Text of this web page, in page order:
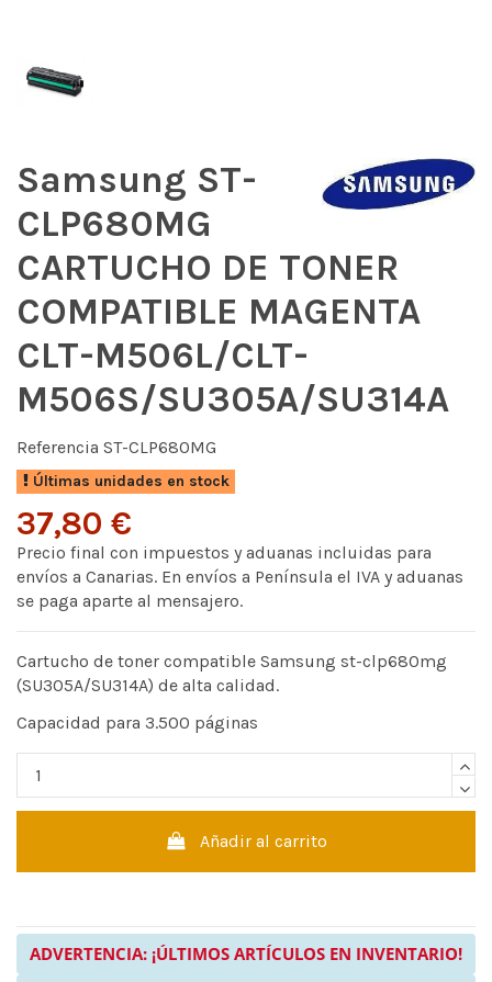
Samsung ST-
CLP680MG
CARTUCHO DE TONER
COMPATIBLE MAGENTA
CLT-M506L/CLT-
M506S/SU305A/SU314A
Referencia ST-CLP680MG
Últimas unidades en stock
37,80 €
Precio final con impuestos y aduanas incluidas para
envíos a Canarias. En envíos a Península el IVA y aduanas
se paga aparte al mensajero.
Cartucho de toner compatible Samsung st-clp680mg
(SU305A/SU314A) de alta calidad.
Capacidad para 3.500 páginas
Añadir al carrito
ADVERTENCIA: ¡ÚLTIMOS ARTÍCULOS EN INVENTARIO!